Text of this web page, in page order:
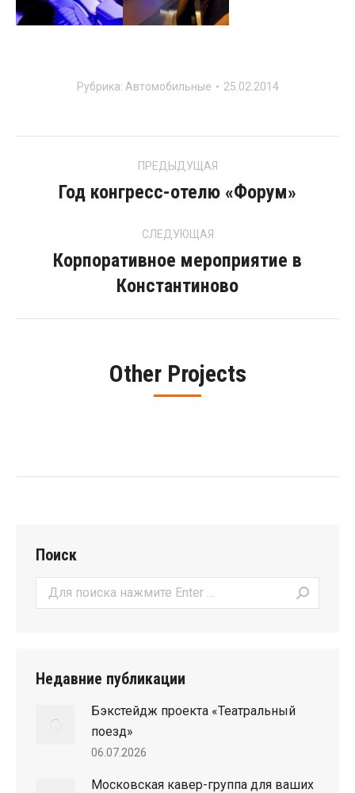
Рубрика: Автомобильные 25.02.2014
navigation
ПРЕДЫДУЩАЯ
Previous
Год конгресс-отелю «Форум»
СЛЕДУЮЩАЯ
Next
Корпоративное мероприятие в
Константиново
Other Projects
Поиск
Поиск:
Недавние публикации
Бэкстейдж проекта «Театральный
поезд»
06.07.2026
Московская кавер-группа для ваших